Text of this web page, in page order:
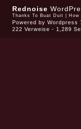
Rednoise
Thanks To Buat Duit
Powered by Wordpress
222 Verweise - 1,289